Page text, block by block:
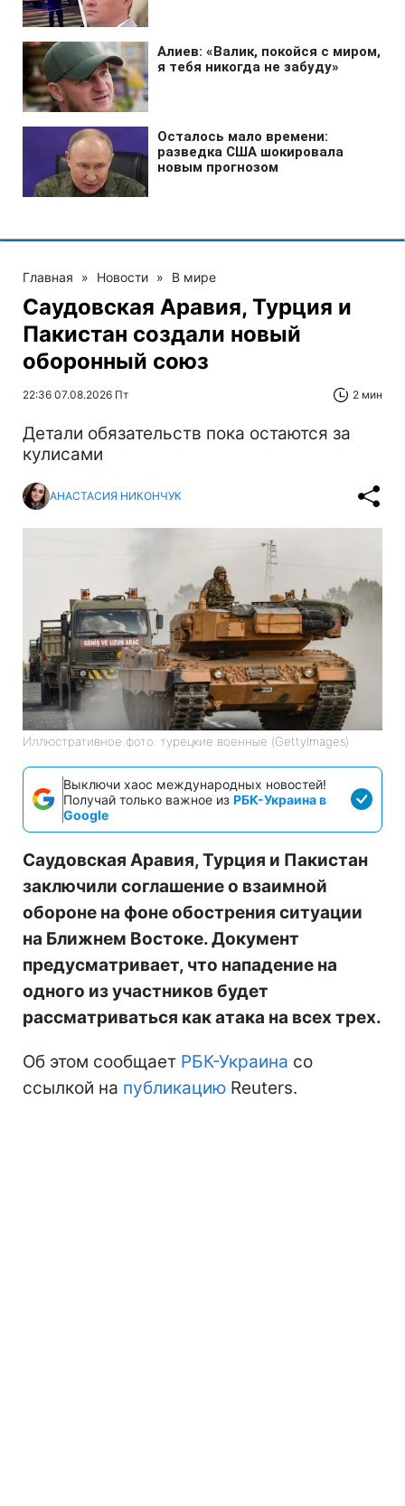
Главная » Новости » В мире
Саудовская Аравия, Турция и
Пакистан создали новый
оборонный союз
22:36 07.08.2026 Пт 2 мин
Детали обязательств пока остаются за
кулисами
АНАСТАСИЯ НИКОНЧУК
Иллюстративное фото: турецкие военные (GettyImages)
Выключи хаос международных новостей!
Получай только важное из РБК-Украина в
Google
Саудовская Аравия, Турция и Пакистан
заключили соглашение о взаимной
обороне на фоне обострения ситуации
на Ближнем Востоке. Документ
предусматривает, что нападение на
одного из участников будет
рассматриваться как атака на всех трех.
Об этом сообщает РБК-Украина со
ссылкой на публикацию Reuters.